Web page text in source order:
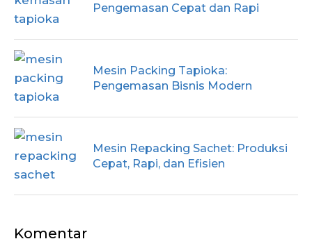
Pengemasan Cepat dan Rapi
Mesin Packing Tapioka:
Pengemasan Bisnis Modern
Mesin Repacking Sachet: Produksi
Cepat, Rapi, dan Efisien
Komentar